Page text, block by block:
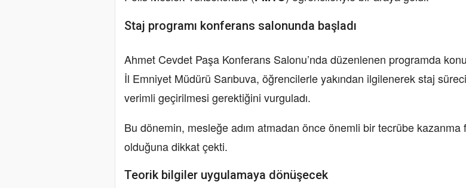
Staj programı konferans salonunda başladı
Ahmet Cevdet Paşa Konferans Salonu’nda düzenlenen programda
İl Emniyet Müdürü Sarıbuva, öğrencilerle yakından ilgilenerek staj
verimli geçirilmesi gerektiğini vurguladı.
Bu dönemin, mesleğe adım atmadan önce önemli bir tecrübe kazanma
olduğuna dikkat çekti.
Teorik bilgiler uygulamaya dönüşecek